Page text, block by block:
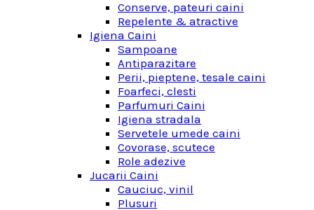
Conserve, pateuri caini
Repelente & atractive
Igiena Caini
Sampoane
Antiparazitare
Perii, pieptene, tesale caini
Foarfeci, clesti
Parfumuri Caini
Igiena stradala
Servetele umede caini
Covorase, scutece
Role adezive
Jucarii Caini
Cauciuc, vinil
Plusuri